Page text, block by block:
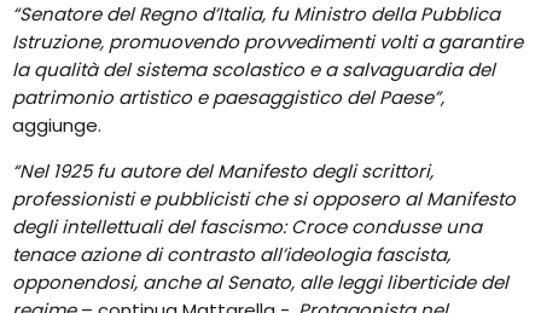
“Senatore del Regno d’Italia, fu Ministro della Pubblica
Istruzione, promuovendo provvedimenti volti a garantire
la qualità del sistema scolastico e a salvaguardia del
patrimonio artistico e paesaggistico del Paese”,
aggiunge.
“Nel 1925 fu autore del Manifesto degli scrittori,
professionisti e pubblicisti che si opposero al Manifesto
degli intellettuali del fascismo: Croce condusse una
tenace azione di contrasto all’ideologia fascista,
opponendosi, anche al Senato, alle leggi liberticide del